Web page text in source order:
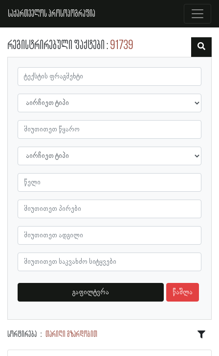
საქართველოს პროსოპოგრაფია
რეგისტრირებული ფაქტები 91739
გაფილტვრა წაშლა
სორტირება თარიღი მზარდობით